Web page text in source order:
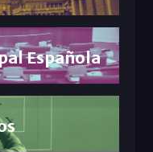
Española